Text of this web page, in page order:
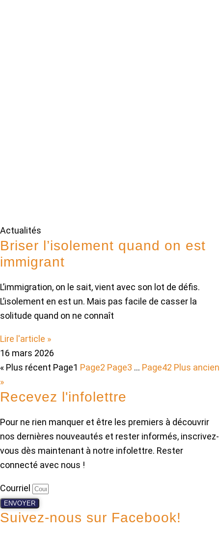
Actualités
Briser l’isolement quand on est
immigrant
L’immigration, on le sait, vient avec son lot de défis.
L’isolement en est un. Mais pas facile de casser la
solitude quand on ne connaît
Lire l'article »
16 mars 2026
« Plus récent Page1 Page2 Page3 … Page42 Plus ancien
»
Recevez l'infolettre
Pour ne rien manquer et être les premiers à découvrir
nos dernières nouveautés et rester informés, inscrivez-
vous dès maintenant à notre infolettre. Rester
connecté avec nous !
Courriel
ENVOYER
Suivez-nous sur Facebook!